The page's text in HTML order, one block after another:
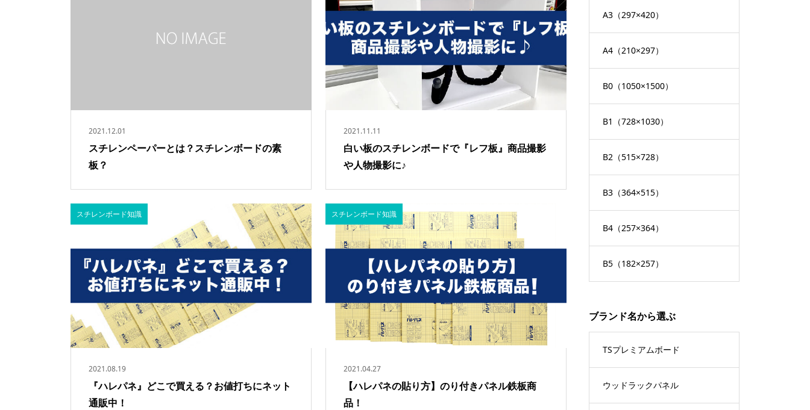
2021.12.01
スチレンペーパーとは？スチレンボードの素
板？
2021.11.11
白い板のスチレンボードで『レフ板』商品撮影
や人物撮影に♪
2021.08.19
『ハレパネ』どこで買える？お値打ちにネット
通販中！
スチレンボード知識
2021.04.27
【ハレパネの貼り方】のり付きパネル鉄板商
品！
スチレンボード知識
A3（297×420）
A4（210×297）
B0（1050×1500）
B1（728×1030）
B2（515×728）
B3（364×515）
B4（257×364）
B5（182×257）
ブランド名から選ぶ
TSプレミアムボード
ウッドラックパネル